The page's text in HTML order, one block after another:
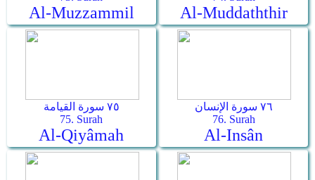
Al-Muzzammil Al-Muddaththir
٧٥ سورة القيامة
75. Surah
Al-Qiyâmah
٧٦ سورة الإنسان
76. Surah
Al-Insân